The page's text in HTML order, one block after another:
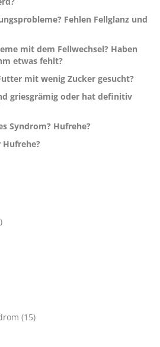
Fehlen Fellglanz und
mit dem Fellwechsel? Haben
etwas fehlt?
mit wenig Zucker gesucht?
griesgrämig oder hat definitiv
Syndrom? Hufrehe?
(15)